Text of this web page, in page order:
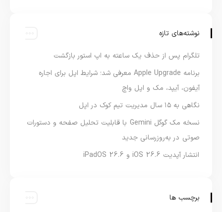
نوشته‌های تازه
تلگرام پس از حذف یک ساعته به اپ استور بازگشت
برنامه Apple Upgrade معرفی شد؛ شرایط اپل برای اجاره
آیفون، آیپد، مک و اپل واچ
نگاهی به ۱۵ سال مدیریت تیم کوک در اپل
نسخه مک گوگل Gemini با قابلیت تحلیل صفحه و دستورات
صوتی در به‌روزرسانی جدید
انتشار آپدیت iOS 26.6 و iPadOS 26.6
برچسب ها